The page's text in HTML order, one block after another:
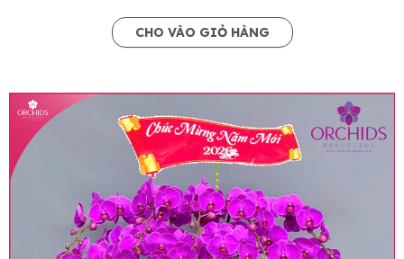
CHO VÀO GIỎ HÀNG